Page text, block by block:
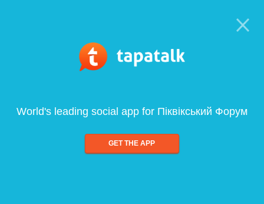
World's leading social app for Піквікський Форум
GET THE APP